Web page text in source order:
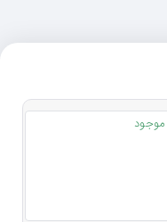
موجود